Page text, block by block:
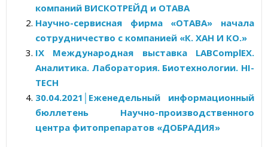
компаний ВИСКОТРЕЙД и ОТАВА
Научно-сервисная фирма «ОТАВА» начала
сотрудничество с компанией «К. ХАН И КО.»
IX Международная выставка LABComplEX.
Аналитика. Лаборатория. Биотехнологии. HI-
TECH
30.04.2021│Еженедельный информационный
бюллетень Научно-производственного
центра фитопрепаратов «ДОБРАДИЯ»